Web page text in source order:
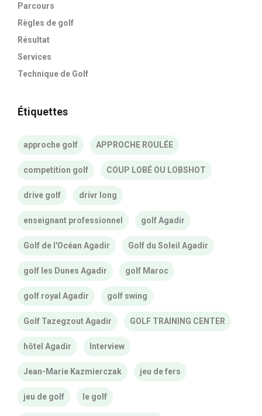
Parcours
Règles de golf
Résultat
Services
Technique de Golf
Étiquettes
approche golf APPROCHE ROULÉE
competition golf COUP LOBÉ OU LOBSHOT
drive golf drivr long
enseignant professionnel golf Agadir
Golf de l'Océan Agadir Golf du Soleil Agadir
golf les Dunes Agadir golf Maroc
golf royal Agadir golf swing
Golf Tazegzout Agadir GOLF TRAINING CENTER
hôtel Agadir Interview
Jean-Marie Kazmierczak jeu de fers
jeu de golf le golf